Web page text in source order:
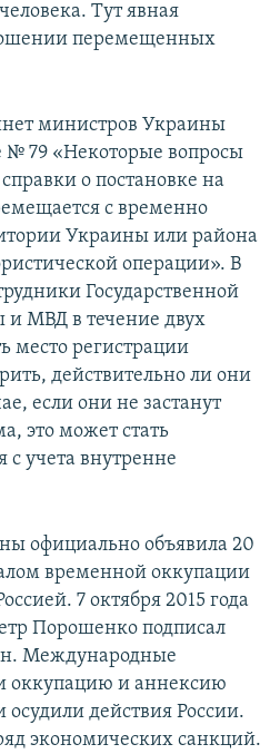
Тут явная
перемещенных
министров Украины
№ 79 «Некоторые вопросы
о постановке на
с временно
Украины или района
операции». В
Государственной
МВД в течение двух
место регистрации
действительно ли они
если они не застанут
это может стать
с учета внутренне
официально объявила 20
временной оккупации
7 октября 2015 года
Порошенко подписал
Международные
оккупацию и аннексию
действия России.
экономических санкций.